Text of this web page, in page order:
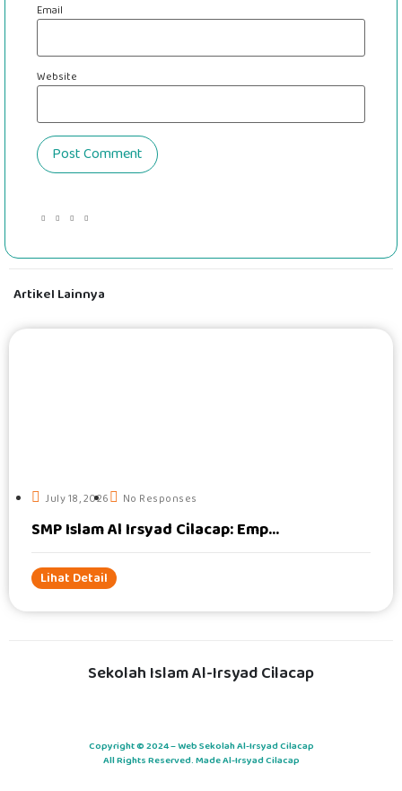
Email
Website
Artikel Lainnya
July 18, 2026 No Responses
SMP Islam Al Irsyad Cilacap: Emp...
Lihat Detail
Sekolah Islam Al-Irsyad Cilacap
Copyright © 2024 – Web Sekolah Al-Irsyad Cilacap
All Rights Reserved. Made Al-Irsyad Cilacap